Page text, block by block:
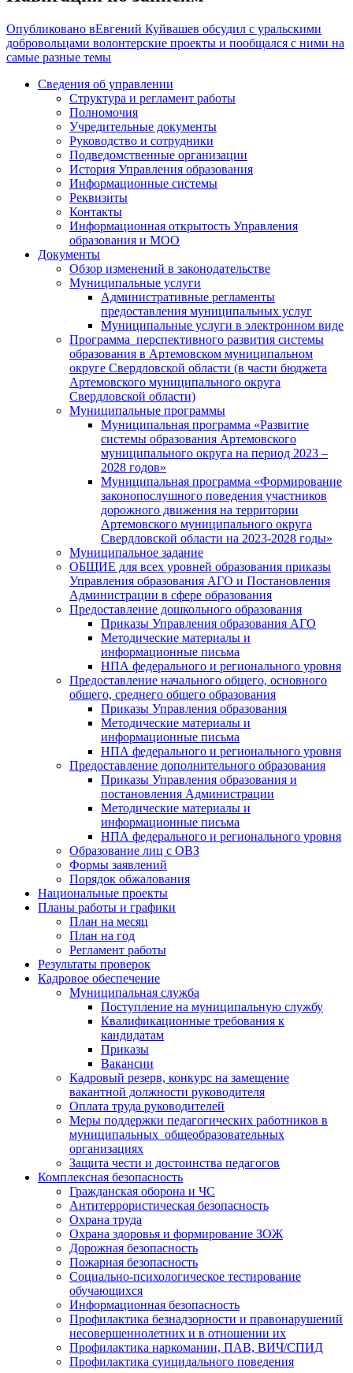
Опубликовано вЕвгений Куйвашев обсудил с уральскими
добровольцами волонтерские проекты и пообщался с ними на
самые разные темы
Сведения об управлении
Структура и регламент работы
Полномочия
Учредительные документы
Руководство и сотрудники
Подведомственные организации
История Управления образования
Информационные системы
Реквизиты
Контакты
Информационная открытость Управления
образования и МОО
Документы
Обзор изменений в законодательстве
Муниципальные услуги
Административные регламенты
предоставления муниципальных услуг
Муниципальные услуги в электронном виде
Программа перспективного развития системы
образования в Артемовском муниципальном
округе Свердловской области (в части бюджета
Артемовского муниципального округа
Свердловской области)
Муниципальные программы
Муниципальная программа «Развитие
системы образования Артемовского
муниципального округа на период 2023 –
2028 годов»
Муниципальная программа «Формирование
законопослушного поведения участников
дорожного движения на территории
Артемовского муниципального округа
Свердловской области на 2023-2028 годы»
Муниципальное задание
ОБЩИЕ для всех уровней образования приказы
Управления образования АГО и Постановления
Администрации в сфере образования
Предоставление дошкольного образования
Приказы Управления образования АГО
Методические материалы и
информационные письма
НПА федерального и регионального уровня
Предоставление начального общего, основного
общего, среднего общего образования
Приказы Управления образования
Методические материалы и
информационные письма
НПА федерального и регионального уровня
Предоставление дополнительного образования
Приказы Управления образования и
постановления Администрации
Методические материалы и
информационные письма
НПА федерального и регионального уровня
Образование лиц с ОВЗ
Формы заявлений
Порядок обжалования
Национальные проекты
Планы работы и графики
План на месяц
План на год
Регламент работы
Результаты проверок
Кадровое обеспечение
Муниципальная служба
Поступление на муниципальную службу
Квалификационные требования к
кандидатам
Приказы
Вакансии
Кадровый резерв, конкурс на замещение
вакантной должности руководителя
Оплата труда руководителей
Меры поддержки педагогических работников в
муниципальных общеобразовательных
организациях
Защита чести и достоинства педагогов
Комплексная безопасность
Гражданская оборона и ЧС
Антитеррористическая безопасность
Охрана труда
Охрана здоровья и формирование ЗОЖ
Дорожная безопасность
Пожарная безопасность
Социально-психологическое тестирование
обучающихся
Информационная безопасность
Профилактика безнадзорности и правонарушений
несовершеннолетних и в отношении их
Профилактика наркомании, ПАВ, ВИЧ/СПИД
Профилактика суицидального поведения